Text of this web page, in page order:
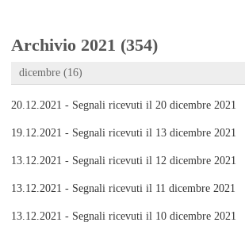
Archivio 2021 (354)
dicembre (16)
20.12.2021 - Segnali ricevuti il 20 dicembre 2021
19.12.2021 - Segnali ricevuti il 13 dicembre 2021
13.12.2021 - Segnali ricevuti il 12 dicembre 2021
13.12.2021 - Segnali ricevuti il 11 dicembre 2021
13.12.2021 - Segnali ricevuti il 10 dicembre 2021